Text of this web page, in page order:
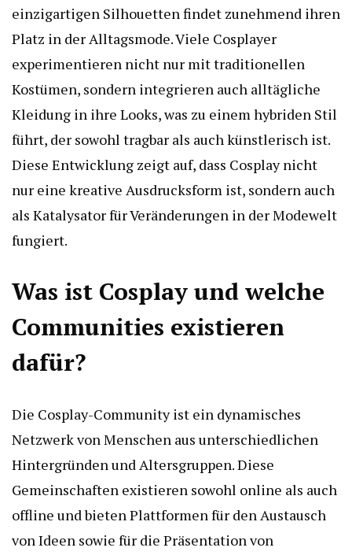
einzigartigen Silhouetten findet zunehmend ihren
Platz in der Alltagsmode. Viele Cosplayer
experimentieren nicht nur mit traditionellen
Kostümen, sondern integrieren auch alltägliche
Kleidung in ihre Looks, was zu einem hybriden Stil
führt, der sowohl tragbar als auch künstlerisch ist.
Diese Entwicklung zeigt auf, dass Cosplay nicht
nur eine kreative Ausdrucksform ist, sondern auch
als Katalysator für Veränderungen in der Modewelt
fungiert.
Was ist Cosplay und welche
Communities existieren
dafür?
Die Cosplay-Community ist ein dynamisches
Netzwerk von Menschen aus unterschiedlichen
Hintergründen und Altersgruppen. Diese
Gemeinschaften existieren sowohl online als auch
offline und bieten Plattformen für den Austausch
von Ideen sowie für die Präsentation von